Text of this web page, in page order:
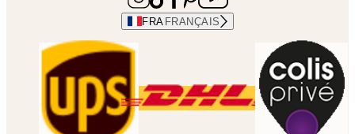
FRA FRANÇAIS